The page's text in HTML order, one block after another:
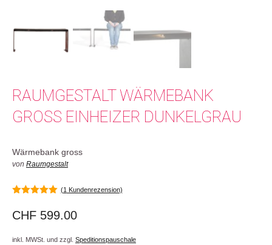
RAUMGESTALT WÄRMEBANK
GROSS EINHEIZER DUNKELGRAU
Wärmebank gross
von Raumgestalt
(1 Kundenrezension)
CHF 599.00
inkl. MWSt. und zzgl. Speditionspauschale